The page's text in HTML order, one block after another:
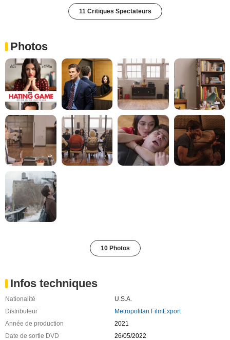
11 Critiques Spectateurs
Photos
10 Photos
Infos techniques
Nationalité
U.S.A.
Distributeur
Metropolitan FilmExport
Année de production
2021
Date de sortie DVD
26/05/2022